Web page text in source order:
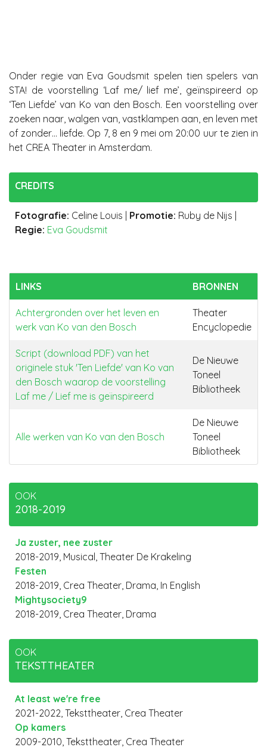
Onder regie van Eva Goudsmit spelen tien spelers van
STA! de voorstelling ‘Laf me/ lief me’, geïnspireerd op
‘Ten Liefde’ van Ko van den Bosch. Een voorstelling over
zoeken naar, walgen van, vastklampen aan, en leven met
of zonder… liefde. Op 7, 8 en 9 mei om 20:00 uur te zien in
het CREA Theater in Amsterdam.
CREDITS
Fotografie: Celine Louis Promotie: Ruby de Nijs
Regie: Eva Goudsmit
LINKS BRONNEN
Achtergronden over het leven en
werk van Ko van den Bosch
Theater
Encyclopedie
Script (download PDF) van het
originele stuk 'Ten Liefde' van Ko van
den Bosch waarop de voorstelling
Laf me / Lief me is geïnspireerd
De Nieuwe
Toneel
Bibliotheek
Alle werken van Ko van den Bosch
De Nieuwe
Toneel
Bibliotheek
OOK
2018-2019
Ja zuster, nee zuster
2018-2019, Musical, Theater De Krakeling
Festen
2018-2019, Crea Theater, Drama, In English
Mightysociety9
2018-2019, Crea Theater, Drama
OOK
TEKSTTHEATER
At least we're free
2021-2022, Teksttheater, Crea Theater
Op kamers
2009-2010, Teksttheater, Crea Theater